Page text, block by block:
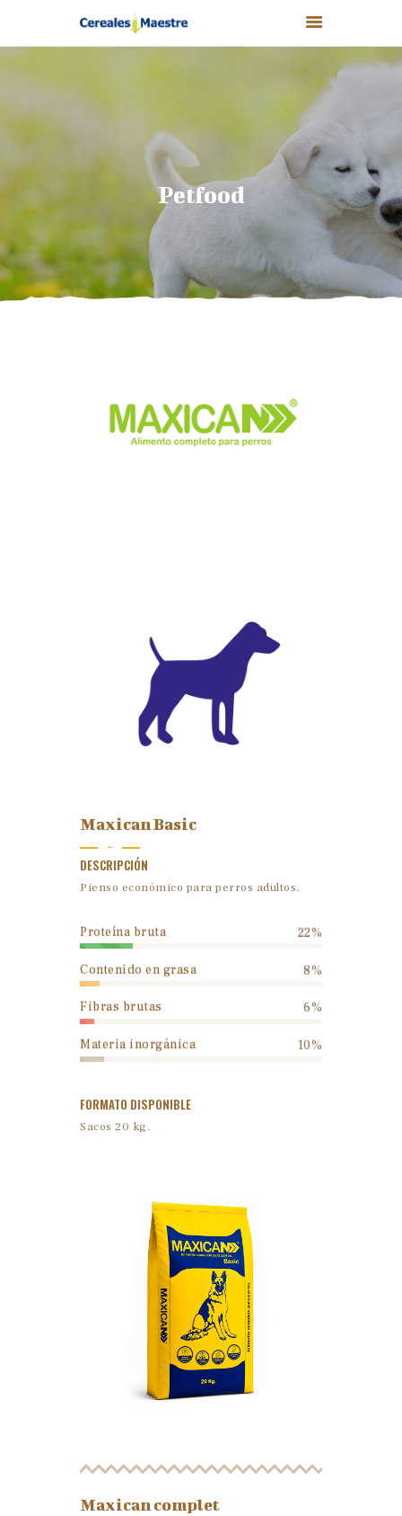
CEREALES MAESTRE
NUESTROS PRODUCTOS
NUESTROS VALORES
NUESTRAS MARCAS
TIENDA
NOTICIAS
CONTACTO
Petfood
-
Maxican Basic
DESCRIPCIÓN
Pienso económico para perros adultos.
Proteína bruta 22%
Contenido en grasa 8%
Fibras brutas 6%
Materia inorgánica 10%
FORMATO DISPONIBLE
Sacos 20 kg.
Maxican complet